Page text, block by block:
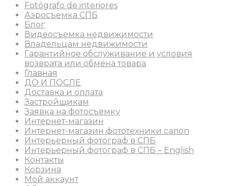
Fotógrafo de interiores
Аэросъемка СПБ
Блог
Видеосъемка недвижимости
Владельцам недвижимости
Гарантийное обслуживание и условия
возврата или обмена товара
Главная
ДО И ПОСЛЕ
Доставка и оплата
Застройщикам
Заявка на фотосъемку
Интернет-магазин
Интернет-магазин фототехники canon
Интерьерный фотограф в СПБ
Интерьерный фотограф в СПБ – English
Контакты
Корзина
Мой аккаунт